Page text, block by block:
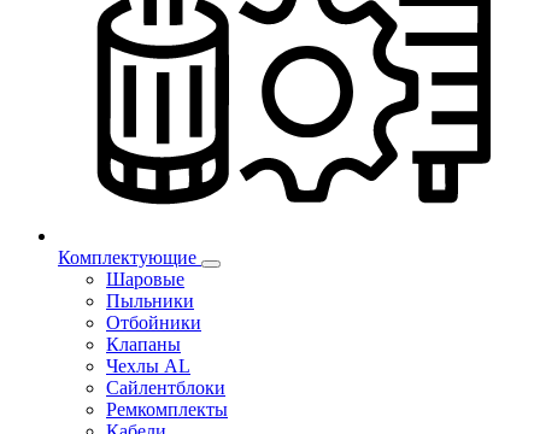
Комплектующие
Шаровые
Пыльники
Отбойники
Клапаны
Чехлы AL
Сайлентблоки
Ремкомплекты